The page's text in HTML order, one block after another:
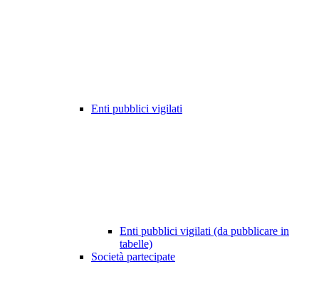
Enti pubblici vigilati
Enti pubblici vigilati (da pubblicare in
tabelle)
Società partecipate